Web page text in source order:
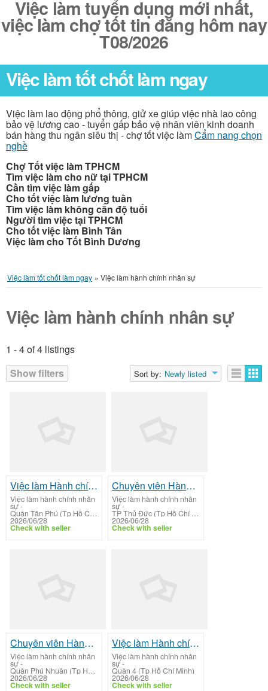
Việc làm tuyển dụng mới nhất,
việc làm chợ tốt tin đăng hôm nay
T08/2026
Việc làm tốt chốt làm ngay
Việc làm lao động phổ thông, giử xe giúp việc nhà lao công
bảo vệ lương cao - tuyển gấp bảo vệ nhân viên kinh doanh
bán hàng thu ngân siêu thị - chợ tốt việc làmCẩm nang chọn
nghề
Chợ Tốt việc làm TPHCM
Tìm việc làm cho nữ tại TPHCM
Cần tìm việc làm gấp
Cho tốt việc làm lương tuần
Tìm việc làm không cần độ tuổi
Người tìm việc tại TPHCM
Cho tốt việc làm Bình Tân
Việc làm cho Tốt Bình Dương
Việc làm tốt chốt làm ngay » Việc làm hành chính nhân sự
Việc làm hành chính nhân sự
1 - 4 of 4 listings
Show filters
Sort by: Newly listed
Listings
Việc làm Hành chính Nhân sự TPHCM: Senior Human Resources Officer - Compensation and Benefit
Việc làm hành chính nhân
sự-
Quận Tân Phú (Tp Hồ Chí Minh)
2026/06/28
Check with seller
Chuyên viên Hành chính Nhân sự (Administrative Executive)
Việc làm hành chính nhân
sự-
TP Thủ Đức (Tp Hồ Chí Minh)
2026/06/28
Check with seller
Chuyên viên Hành chính Nhân sự (Administrative Executive)
Việc làm hành chính nhân
sự-
Quận Phú Nhuận (Tp Hồ Chí Minh)
2026/06/28
Check with seller
Việc làm Hành chính Nhân sự TPHCM: Chuyên viên Hành chính Nhân sự (Administrative Executive)
Việc làm hành chính nhân
sự-
Quận 4 (Tp Hồ Chí Minh)
2026/06/28
Check with seller